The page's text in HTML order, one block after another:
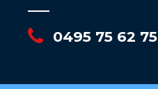
0495 75 62 75